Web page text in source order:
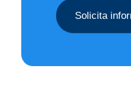
Solicita